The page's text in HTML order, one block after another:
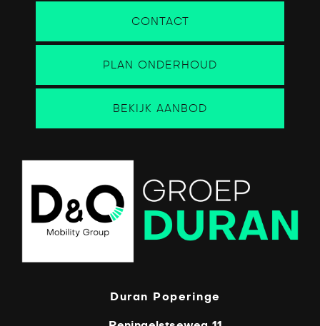
CONTACT
PLAN ONDERHOUD
BEKIJK AANBOD
Duran Poperinge